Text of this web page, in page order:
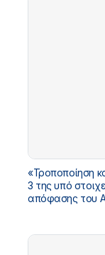
«Τροποποίηση
3 της υπό
απόφασης του